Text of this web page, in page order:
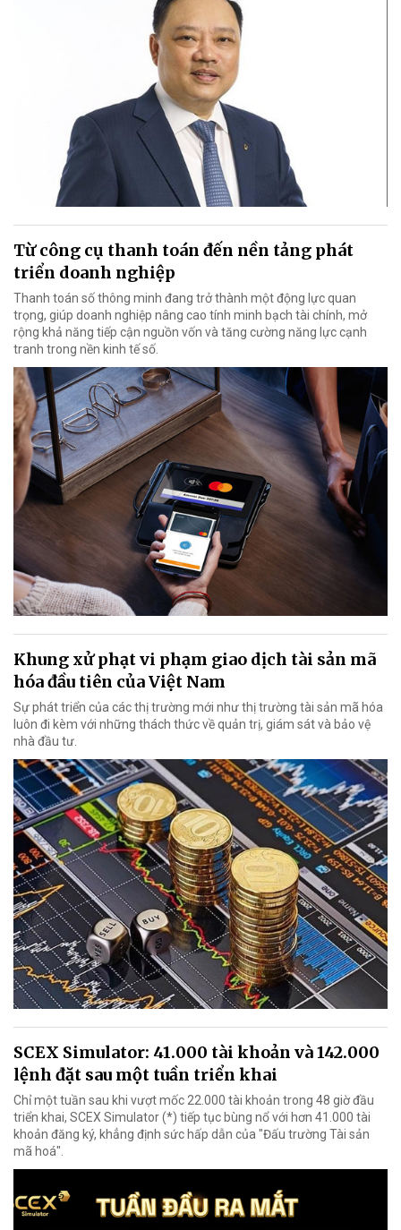
Từ công cụ thanh toán đến nền tảng phát
triển doanh nghiệp
Thanh toán số thông minh đang trở thành một động lực quan
trọng, giúp doanh nghiệp nâng cao tính minh bạch tài chính, mở
rộng khả năng tiếp cận nguồn vốn và tăng cường năng lực cạnh
tranh trong nền kinh tế số.
Khung xử phạt vi phạm giao dịch tài sản mã
hóa đầu tiên của Việt Nam
Sự phát triển của các thị trường mới như thị trường tài sản mã hóa
luôn đi kèm với những thách thức về quản trị, giám sát và bảo vệ
nhà đầu tư.
SCEX Simulator: 41.000 tài khoản và 142.000
lệnh đặt sau một tuần triển khai
Chỉ một tuần sau khi vượt mốc 22.000 tài khoản trong 48 giờ đầu
triển khai, SCEX Simulator (*) tiếp tục bùng nổ với hơn 41.000 tài
khoản đăng ký, khẳng định sức hấp dẫn của "Đấu trường Tài sản
mã hoá".